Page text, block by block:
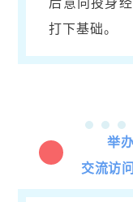
打下基础。
举
交流访问